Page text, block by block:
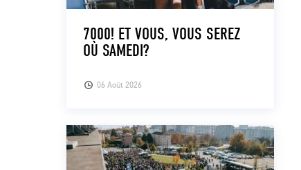
06 Août 2026
7000! ET VOUS, VOUS SEREZ
OÙ SAMEDI?